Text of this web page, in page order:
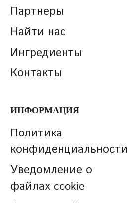
Партнеры
Найти нас
Ингредиенты
Контакты
ИНФОРМАЦИЯ
Политика
конфиденциальности
Уведомление о
файлах cookie